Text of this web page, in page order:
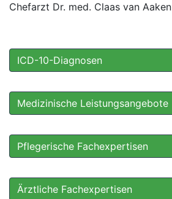
Chefarzt Dr. med. Claas van Aaken
ICD-10-Diagnosen
Medizinische Leistungsangebote
Pflegerische Fachexpertisen
Ärztliche Fachexpertisen